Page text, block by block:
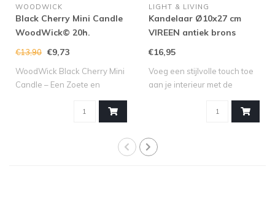
WOODWICK
Black Cherry Mini Candle
WoodWick© 20h.
€13,90 €9,73
WoodWick Black Cherry Mini
Candle – Een Zoete en
LIGHT & LIVING
Kandelaar Ø10x27 cm
VIREEN antiek brons
€16,95
Voeg een stijlvolle touch toe
aan je interieur met de